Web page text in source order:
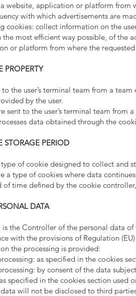
website, application or platform from
with which advertisements are
cookies: collect information on the
most efficient way possible, of the
or platform from where the
PROPERTY
the user’s terminal team from a
by the user.
sent to the user’s terminal team
data obtained through the
PERIOD
type of cookie designed to collect and
a type of cookies where data
of time defined by the cookie
DATA
is the Controller of the personal data
with the provisions of Regulation
the processing is provided:
as specified in the cookies
by consent of the data
specified in the cookies section used
will not be disclosed to third